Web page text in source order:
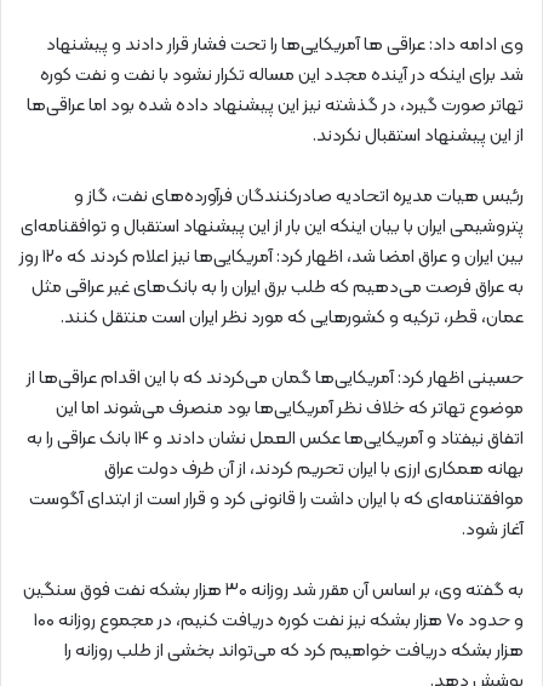
وی ادامه داد: عراقی ها آمریکایی‌ها را تحت فشار قرار دادند و پیشنهاد
شد برای اینکه در آینده مجدد این مساله تکرار نشود با نفت و نفت کوره
تهاتر صورت گیرد، در گذشته نیز این پیشنهاد داده شده بود اما عراقی‌ها
از این پیشنهاد استقبال نکردند.
رئیس هیات مدیره اتحادیه صادرکنندگان فرآورده‌های نفت، گاز و
پتروشیمی ایران با بیان اینکه این بار از این پیشنهاد استقبال و توافقنامه‌ای
بین ایران و عراق امضا شد، اظهار کرد: آمریکایی‌ها نیز اعلام کردند که ۱۲۰ روز
به عراق فرصت می‌دهیم که طلب برق ایران را به بانک‌های غیر عراقی مثل
عمان، قطر، ترکیه و کشورهایی که مورد نظر ایران است منتقل کنند.
حسینی اظهار کرد: آمریکایی‌ها گمان می‌کردند که با این اقدام عراقی‌ها از
موضوع تهاتر که خلاف نظر آمریکایی‌ها بود منصرف می‌شوند اما این
اتفاق نیفتاد و آمریکایی‌ها عکس العمل نشان دادند و ۱۴ بانک عراقی را به
بهانه همکاری ارزی با ایران تحریم کردند، از آن طرف دولت عراق
موافقتنامه‌ای که با ایران داشت را قانونی کرد و قرار است از ابتدای آگوست
آغاز شود.
به گفته وی، بر اساس آن مقرر شد روزانه ۳۰ هزار بشکه نفت فوق سنگین
و حدود ۷۰ هزار بشکه نیز نفت کوره دریافت کنیم، در مجموع روزانه ۱۰۰
هزار بشکه دریافت خواهیم کرد که می‌تواند بخشی از طلب روزانه را